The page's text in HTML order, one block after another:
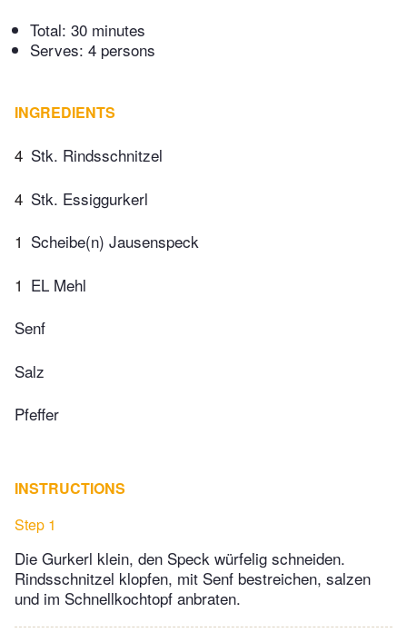
Total: 30 minutes
Serves: 4 persons
INGREDIENTS
4 Stk. Rindsschnitzel
4 Stk. Essiggurkerl
1 Scheibe(n) Jausenspeck
1 EL Mehl
Senf
Salz
Pfeffer
INSTRUCTIONS
Step 1
Die Gurkerl klein, den Speck würfelig schneiden.
Rindsschnitzel klopfen, mit Senf bestreichen, salzen
und im Schnellkochtopf anbraten.